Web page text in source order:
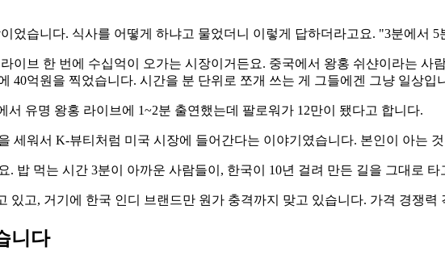
었습니다. 식사를 어떻게 하냐고 물었더니 이렇게 답하더라고요. "3분에서
이브 한 번에 수십억이 오가는 시장이거든요. 중국에서 왕홍 쉬샨이라는 사
40억원을 찍었습니다. 시간을 분 단위로 쪼개 쓰는 게 그들에겐 그냥 일상입
유명 왕홍 라이브에 1~2분 출연했는데 팔로워가 12만이 됐다고 합니다.
세워서 K-뷰티처럼 미국 시장에 들어간다는 이야기였습니다. 본인이 아는
밥 먹는 시간 3분이 아까운 사람들이, 한국이 10년 걸려 만든 길을 그대로
있고, 거기에 한국 인디 브랜드만 원가 충격까지 맞고 있습니다. 가격 경쟁
니다